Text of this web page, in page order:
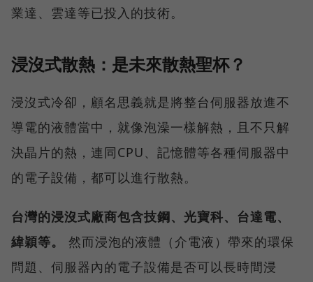
業達、雲達等已投入的技術。
浸沒式散熱：是未來散熱聖杯？
浸沒式冷卻，顧名思義就是將整台伺服器放進不
導電的液體當中，就像泡澡一樣解熱，且不只解
決晶片的熱，連同CPU、記憶體等各種伺服器中
的電子設備，都可以進行散熱。
台灣的浸沒式廠商包含技鋼、光寶科、台達電、
緯穎等。
然而浸泡的液體（介電液）帶來的環保
問題、伺服器內的電子設備是否可以長時間浸